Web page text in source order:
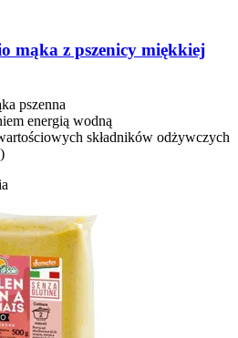
mąka z pszenicy miękkiej
pszenna
energią wodną
składników odżywczych